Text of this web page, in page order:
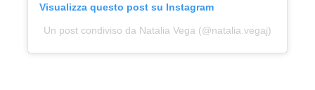
Visualizza questo post su Instagram
Un post condiviso da Natalia Vega (@natalia.vegaj)